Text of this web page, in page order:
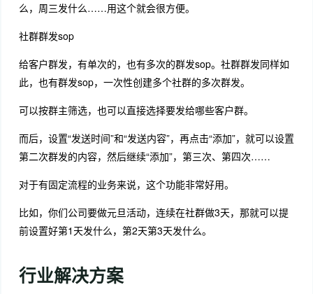
么，周三发什么……用这个就会很方便。
社群群发sop
给客户群发，有单次的，也有多次的群发sop。社群群发同样如
此，也有群发sop，一次性创建多个社群的多次群发。
可以按群主筛选，也可以直接选择要发给哪些客户群。
而后，设置“发送时间”和“发送内容”，再点击“添加”，就可以设置
第二次群发的内容，然后继续“添加”，第三次、第四次……
对于有固定流程的业务来说，这个功能非常好用。
比如，你们公司要做元旦活动，连续在社群做3天，那就可以提
前设置好第1天发什么，第2天第3天发什么。
行业解决方案